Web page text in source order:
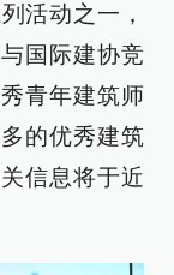
活动之一，
国际建协竞
青年建筑师
的优秀建筑
信息将于近